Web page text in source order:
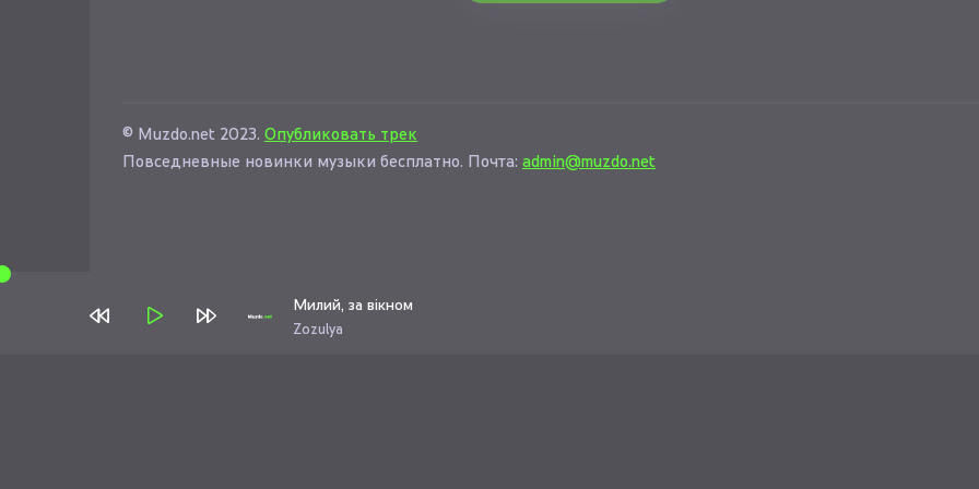
© Muzdo.net 2023. Опубликовать трек
Повседневные новинки музыки бесплатно. Почта: admin@muzdo.net
Милий, за вікном
Zozulya